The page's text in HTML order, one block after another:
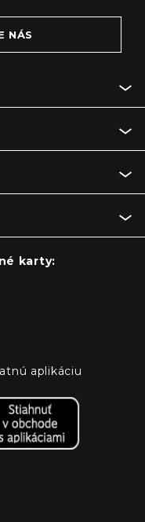
NÁS
karty:
aplikáciu